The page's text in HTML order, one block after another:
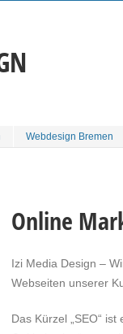
Webdesign Bremen
Online
Izi Media Design –
Webseiten unserer
Das Kürzel „SEO“